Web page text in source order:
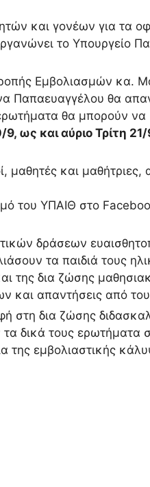
και γονέων για τα
το Υπουργείο
Εμβολιασμών κα.
Παπαευαγγέλου θα
θα μπορούν να
ως και αύριο Τρίτη
μαθητές και μαθήτριες,
του ΥΠΑΙΘ στο
δράσεων
τα παιδιά τους
της δια ζώσης
και απαντήσεις από
στη δια ζώσης
δικά τους ερωτήματα
της εμβολιαστικής